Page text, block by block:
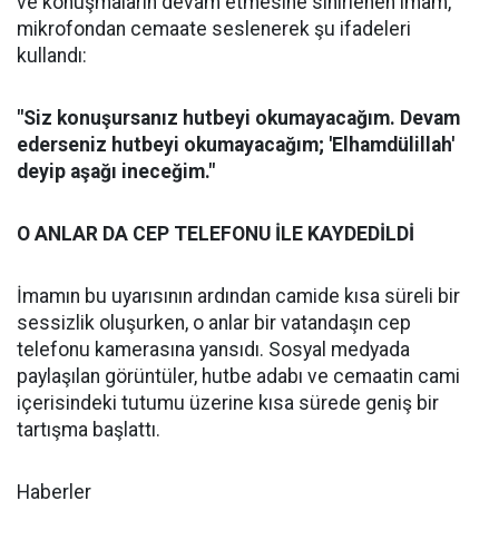
mikrofondan cemaate seslenerek şu ifadeleri
kullandı:
"Siz konuşursanız hutbeyi okumayacağım. Devam
ederseniz hutbeyi okumayacağım; 'Elhamdülillah'
deyip aşağı ineceğim."
O ANLAR DA CEP TELEFONU İLE KAYDEDİLDİ
İmamın bu uyarısının ardından camide kısa süreli bir
sessizlik oluşurken, o anlar bir vatandaşın cep
telefonu kamerasına yansıdı. Sosyal medyada
paylaşılan görüntüler, hutbe adabı ve cemaatin cami
içerisindeki tutumu üzerine kısa sürede geniş bir
tartışma başlattı.
Haberler